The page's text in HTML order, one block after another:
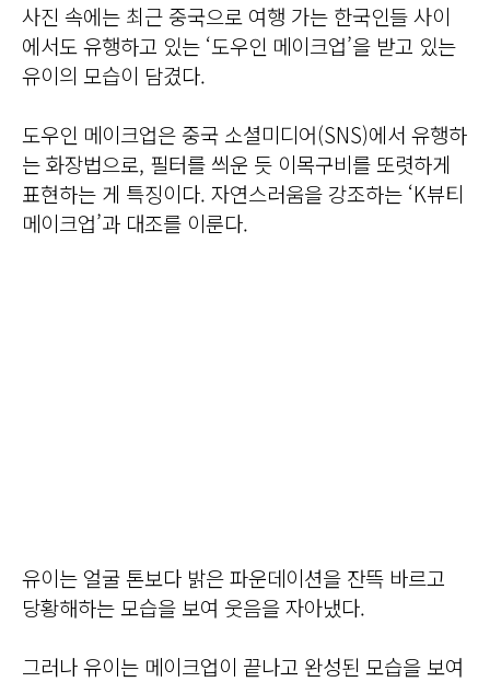
사진 속에는 최근 중국으로 여행 가는 한국인들 사이
에서도 유행하고 있는 ‘도우인 메이크업’을 받고 있는
유이의 모습이 담겼다.
도우인 메이크업은 중국 소셜미디어(SNS)에서 유행하
는 화장법으로, 필터를 씌운 듯 이목구비를 또렷하게
표현하는 게 특징이다. 자연스러움을 강조하는 ‘K뷰티
메이크업’과 대조를 이룬다.
유이는 얼굴 톤보다 밝은 파운데이션을 잔뜩 바르고
당황해하는 모습을 보여 웃음을 자아냈다.
그러나 유이는 메이크업이 끝나고 완성된 모습을 보여